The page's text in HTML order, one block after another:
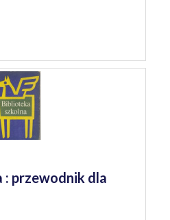
: przewodnik dla